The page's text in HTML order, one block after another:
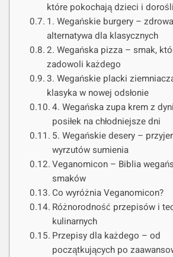
które pokochają dzieci i dorośli
1. Wegańskie burgery – zdrowa
alternatywa dla klasycznych
2. Wegańska pizza – smak,
zadowoli każdego
3. Wegańskie placki
klasyka w nowej odsłonie
4. Wegańska zupa krem z
posiłek na chłodniejsze dni
5. Wegańskie desery –
wyrzutów sumienia
Veganomicon – Biblia
smaków
Co wyróżnia Veganomicon?
Różnorodność przepisów i
kulinarnych
Przepisy dla każdego – od
początkujących po